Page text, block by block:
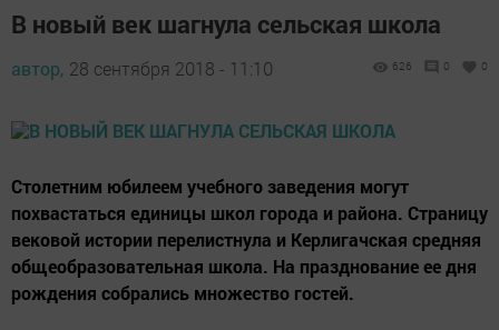
В новый век шагнула сельская школа
автор, 28 сентября 2018 - 11:10 626 0 0
Столетним юбилеем учебного заведения могут
похвастаться единицы школ города и района. Страницу
вековой истории перелистнула и Керлигачская средняя
общеобразовательная школа. На празднование ее дня
рождения собрались множество гостей.